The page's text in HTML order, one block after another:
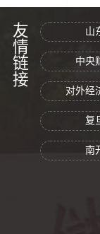
友情链接 山
中央
对外经
复
南